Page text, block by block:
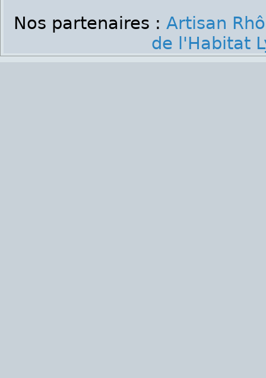
Nos partenaires : Artisan
de l'Habitat